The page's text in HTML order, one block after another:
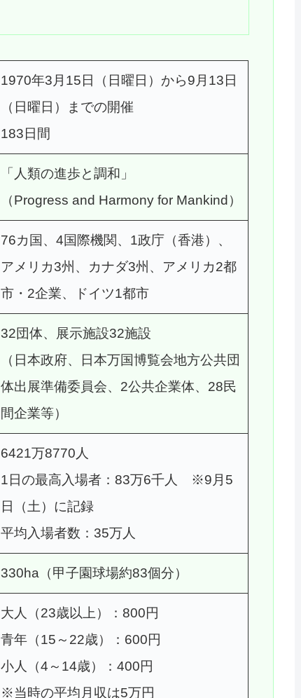
1970年3月15日（日曜日）から9月13日
（日曜日）までの開催
183日間
「人類の進歩と調和」
（Progress and Harmony for Mankind）
76カ国、4国際機関、1政庁（香港）、
アメリカ3州、カナダ3州、アメリカ2都
市・2企業、ドイツ1都市
32団体、展示施設32施設
（日本政府、日本万国博覧会地方公共団
体出展準備委員会、2公共企業体、28民
間企業等）
6421万8770人
1日の最高入場者：83万6千人 ※9月5
日（土）に記録
平均入場者数：35万人
330ha（甲子園球場約83個分）
大人（23歳以上）：800円
青年（15～22歳）：600円
小人（4～14歳）：400円
※当時の平均月収は5万円